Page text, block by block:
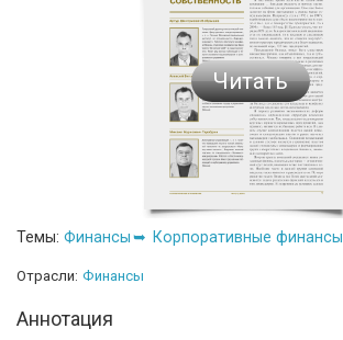
Читать
Темы: Финансы Корпоративные финансы
Отрасли: Финансы
Аннотация